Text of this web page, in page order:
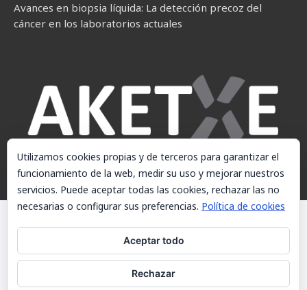
Avances en biopsia líquida: La detección precoz del
cáncer en los laboratorios actuales
© AKETXE Consulting, S.L. - Este sitio web utiliza cookies, consulte
nuestra Política de cookies.
Política de cookies
Utilizamos cookies propias y de terceros para garantizar el
funcionamiento de la web, medir su uso y mejorar nuestros
servicios. Puede aceptar todas las cookies, rechazar las no
necesarias o configurar sus preferencias. Política de cookies
Aceptar todo
Rechazar